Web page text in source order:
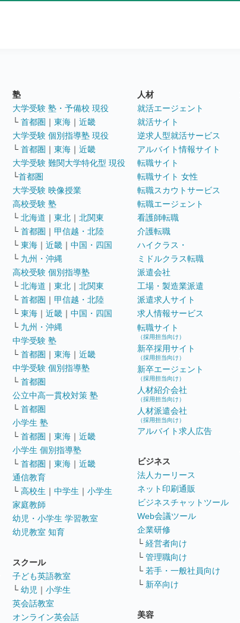
塾
大学受験 塾・予備校 現役
└ 首都圏 ｜ 東海 ｜ 近畿
大学受験 個別指導塾 現役
└ 首都圏 ｜ 東海 ｜ 近畿
大学受験 難関大学特化型 現役
└首都圏
大学受験 映像授業
高校受験 塾
└ 北海道 ｜ 東北 ｜ 北関東
└ 首都圏 ｜ 甲信越・北陸
└ 東海 ｜ 近畿 ｜ 中国・四国
└ 九州・沖縄
高校受験 個別指導塾
└ 北海道 ｜ 東北 ｜ 北関東
└ 首都圏 ｜ 甲信越・北陸
└ 東海 ｜ 近畿 ｜ 中国・四国
└ 九州・沖縄
中学受験 塾
└ 首都圏 ｜ 東海 ｜ 近畿
中学受験 個別指導塾
└ 首都圏
公立中高一貫校対策 塾
└ 首都圏
小学生 塾
└ 首都圏 ｜ 東海 ｜ 近畿
小学生 個別指導塾
└ 首都圏 ｜ 東海 ｜ 近畿
通信教育
└ 高校生 ｜ 中学生 ｜ 小学生
家庭教師
幼児・小学生 学習教室
幼児教室 知育
スクール
子ども英語教室
└ 幼児 ｜ 小学生
英会話教室
オンライン英会話
人材
就活エージェント
就活サイト
逆求人型就活サービス
アルバイト情報サイト
転職サイト
転職サイト 女性
転職スカウトサービス
転職エージェント
看護師転職
介護転職
ハイクラス・
ミドルクラス転職
派遣会社
工場・製造業派遣
派遣求人サイト
求人情報サービス
転職サイト
（採用担当向け）
新卒採用サイト
（採用担当向け）
新卒エージェント
（採用担当向け）
人材紹介会社
（採用担当向け）
人材派遣会社
（採用担当向け）
アルバイト求人広告
ビジネス
法人カーリース
ネット印刷通販
ビジネスチャットツール
Web会議ツール
企業研修
└ 経営者向け
└ 管理職向け
└ 若手・一般社員向け
└ 新卒向け
美容